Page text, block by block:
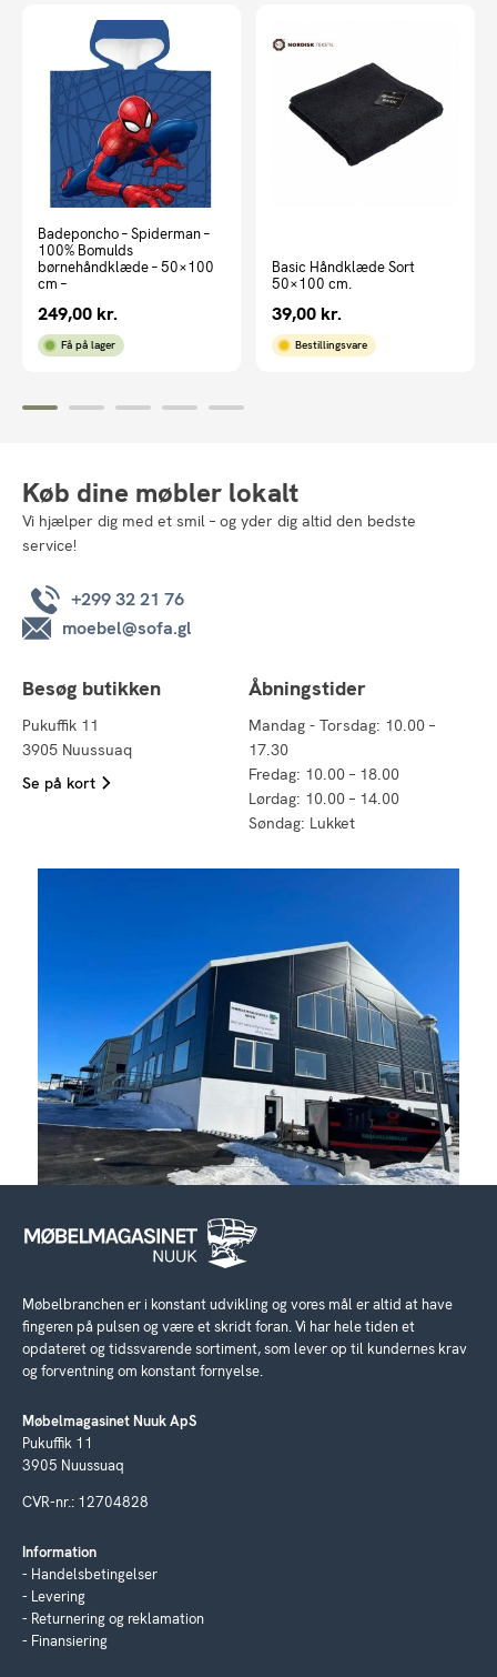
Badeponcho – Spiderman –
100% Bomulds
børnehåndklæde – 50×100
cm –
249,00 kr.
Få på lager
Basic Håndklæde Sort
50×100 cm.
39,00 kr.
Bestillingsvare
Køb dine møbler lokalt
Vi hjælper dig med et smil – og yder dig altid den bedste
service!
+299 32 21 76
moebel@sofa.gl
Besøg butikken
Pukuffik 11
3905 Nuussuaq
Se på kort
Åbningstider
Mandag - Torsdag: 10.00 –
17.30
Fredag: 10.00 – 18.00
Lørdag: 10.00 – 14.00
Søndag: Lukket
Møbelbranchen er i konstant udvikling og vores mål er altid at have
fingeren på pulsen og være et skridt foran. Vi har hele tiden et
opdateret og tidssvarende sortiment, som lever op til kundernes krav
og forventning om konstant fornyelse.
Møbelmagasinet Nuuk ApS
Pukuffik 11
3905 Nuussuaq
CVR-nr.: 12704828
Information
Handelsbetingelser
Levering
Returnering og reklamation
Finansiering